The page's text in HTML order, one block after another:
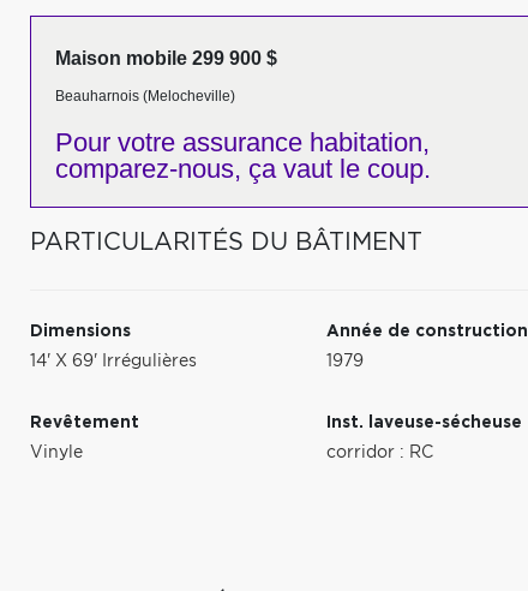
Maison mobile 299 900 $
Beauharnois (Melocheville)
Pour votre assurance habitation,
comparez-nous, ça vaut le coup.
PARTICULARITÉS DU BÂTIMENT
Dimensions
14' X 69' Irrégulières
Année de construction
1979
Revêtement
Vinyle
Inst. laveuse-sécheuse
corridor : RC